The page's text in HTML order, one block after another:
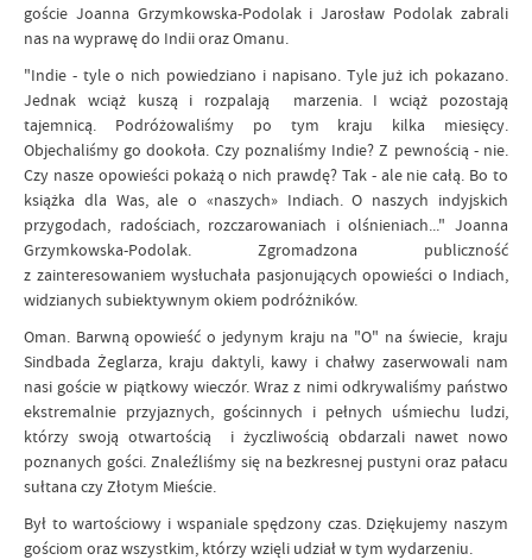
goście Joanna Grzymkowska-Podolak i Jarosław Podolak zabrali
nas na wyprawę do Indii oraz Omanu.
"Indie - tyle o nich powiedziano i napisano. Tyle już ich pokazano.
Jednak wciąż kuszą i rozpalają marzenia. I wciąż pozostają
tajemnicą. Podróżowaliśmy po tym kraju kilka miesięcy.
Objechaliśmy go dookoła. Czy poznaliśmy Indie? Z pewnością - nie.
Czy nasze opowieści pokażą o nich prawdę? Tak - ale nie całą. Bo to
książka dla Was, ale o «naszych» Indiach. O naszych indyjskich
przygodach, radościach, rozczarowaniach i olśnieniach..." Joanna
Grzymkowska-Podolak. Zgromadzona publiczność
z zainteresowaniem wysłuchała pasjonujących opowieści o Indiach,
widzianych subiektywnym okiem podróżników.
Oman. Barwną opowieść o jedynym kraju na "O" na świecie, kraju
Sindbada Żeglarza, kraju daktyli, kawy i chałwy zaserwowali nam
nasi goście w piątkowy wieczór. Wraz z nimi odkrywaliśmy państwo
ekstremalnie przyjaznych, gościnnych i pełnych uśmiechu ludzi,
którzy swoją otwartością i życzliwością obdarzali nawet nowo
poznanych gości. Znaleźliśmy się na bezkresnej pustyni oraz pałacu
sułtana czy Złotym Mieście.
Był to wartościowy i wspaniale spędzony czas. Dziękujemy naszym
gościom oraz wszystkim, którzy wzięli udział w tym wydarzeniu.